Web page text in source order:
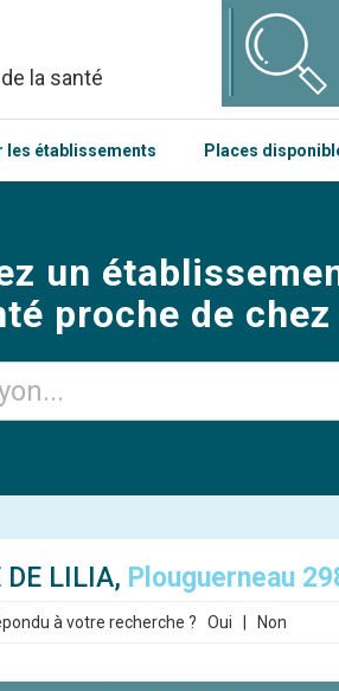
la santé
les établissements Places
un
proche de chez
DE LILIA, Plouguerneau
à votre recherche ? Oui Non